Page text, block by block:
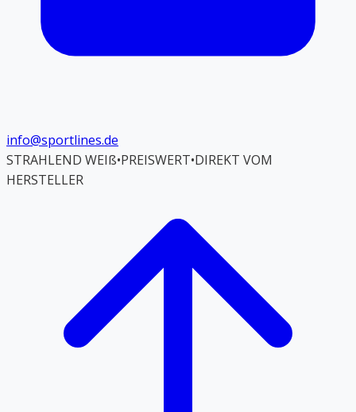
info@sportlines.de
STRAHLEND WEIß•PREISWERT•DIREKT VOM
HERSTELLER